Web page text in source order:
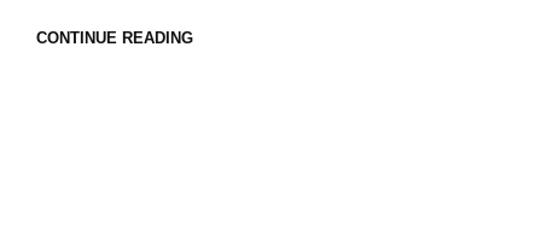
CONTINUE READING